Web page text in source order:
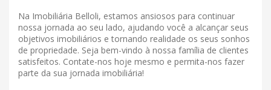
Na Imobiliária Belloli, estamos ansiosos para continuar
nossa jornada ao seu lado, ajudando você a alcançar seus
objetivos imobiliários e tornando realidade os seus sonhos
de propriedade. Seja bem-vindo à nossa família de clientes
satisfeitos. Contate-nos hoje mesmo e permita-nos fazer
parte da sua jornada imobiliária!